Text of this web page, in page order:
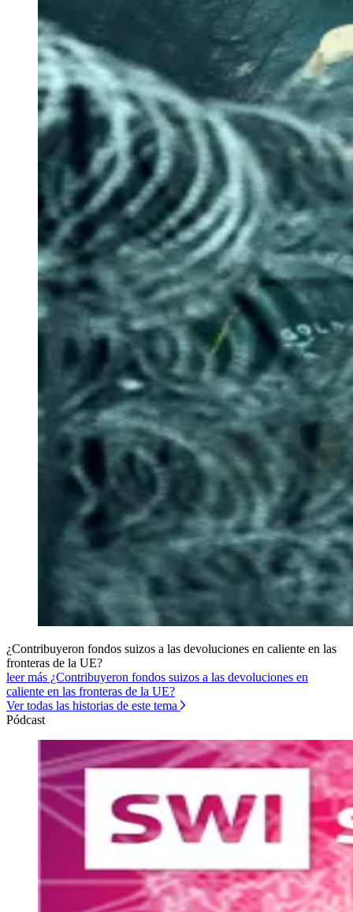
¿Contribuyeron fondos suizos a las devoluciones en caliente en las
fronteras de la UE?
leer más ¿Contribuyeron fondos suizos a las devoluciones en
caliente en las fronteras de la UE?
Ver todas las historias de este tema
Pódcast